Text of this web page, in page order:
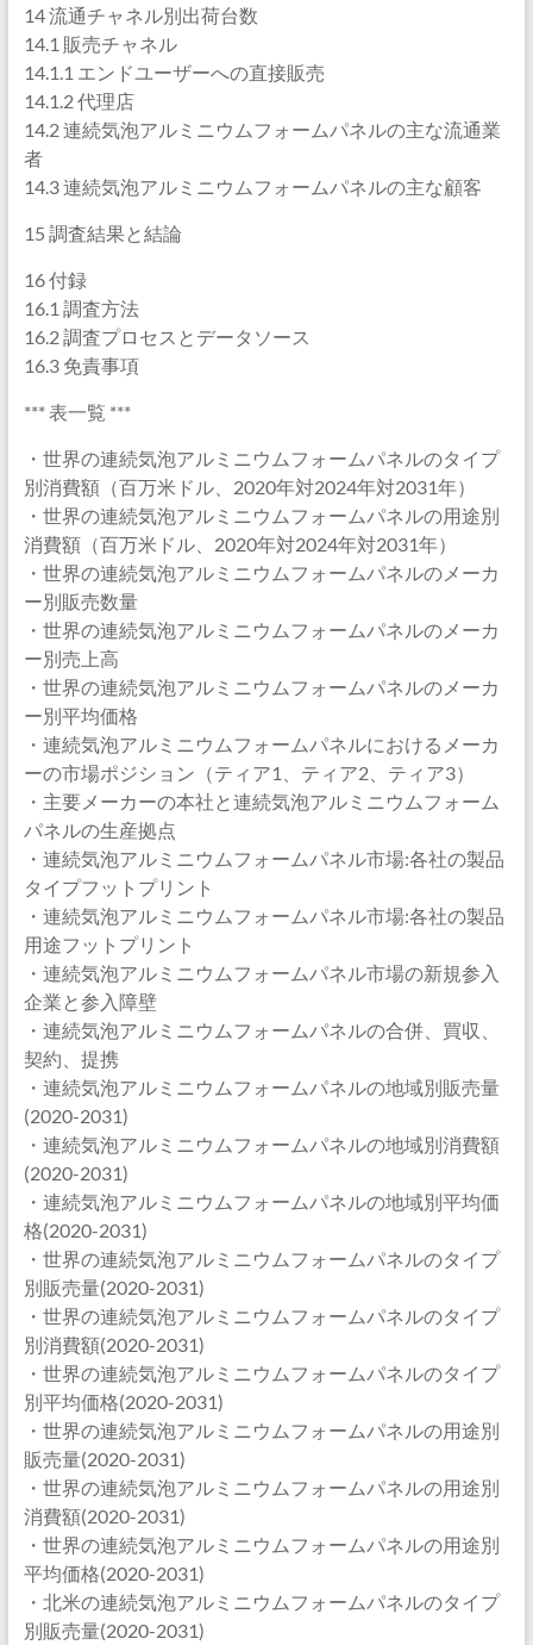
14 流通チャネル別出荷台数
14.1 販売チャネル
14.1.1 エンドユーザーへの直接販売
14.1.2 代理店
14.2 連続気泡アルミニウムフォームパネルの主な流通業
者
14.3 連続気泡アルミニウムフォームパネルの主な顧客
15 調査結果と結論
16 付録
16.1 調査方法
16.2 調査プロセスとデータソース
16.3 免責事項
*** 表一覧 ***
・世界の連続気泡アルミニウムフォームパネルのタイプ
別消費額（百万米ドル、2020年対2024年対2031年）
・世界の連続気泡アルミニウムフォームパネルの用途別
消費額（百万米ドル、2020年対2024年対2031年）
・世界の連続気泡アルミニウムフォームパネルのメーカ
ー別販売数量
・世界の連続気泡アルミニウムフォームパネルのメーカ
ー別売上高
・世界の連続気泡アルミニウムフォームパネルのメーカ
ー別平均価格
・連続気泡アルミニウムフォームパネルにおけるメーカ
ーの市場ポジション（ティア1、ティア2、ティア3）
・主要メーカーの本社と連続気泡アルミニウムフォーム
パネルの生産拠点
・連続気泡アルミニウムフォームパネル市場:各社の製品
タイプフットプリント
・連続気泡アルミニウムフォームパネル市場:各社の製品
用途フットプリント
・連続気泡アルミニウムフォームパネル市場の新規参入
企業と参入障壁
・連続気泡アルミニウムフォームパネルの合併、買収、
契約、提携
・連続気泡アルミニウムフォームパネルの地域別販売量
(2020-2031)
・連続気泡アルミニウムフォームパネルの地域別消費額
(2020-2031)
・連続気泡アルミニウムフォームパネルの地域別平均価
格(2020-2031)
・世界の連続気泡アルミニウムフォームパネルのタイプ
別販売量(2020-2031)
・世界の連続気泡アルミニウムフォームパネルのタイプ
別消費額(2020-2031)
・世界の連続気泡アルミニウムフォームパネルのタイプ
別平均価格(2020-2031)
・世界の連続気泡アルミニウムフォームパネルの用途別
販売量(2020-2031)
・世界の連続気泡アルミニウムフォームパネルの用途別
消費額(2020-2031)
・世界の連続気泡アルミニウムフォームパネルの用途別
平均価格(2020-2031)
・北米の連続気泡アルミニウムフォームパネルのタイプ
別販売量(2020-2031)